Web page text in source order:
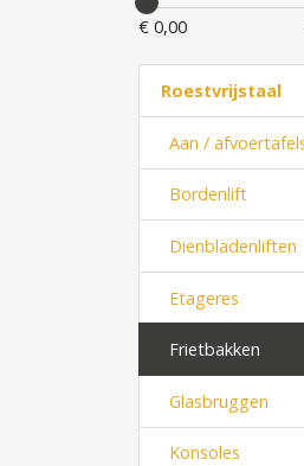
€ 0,00
Roestvrijstaal
Aan /
Bordenlift
Dienbladenliften
Etageres
Frietbakken
Glasbruggen
Konsoles